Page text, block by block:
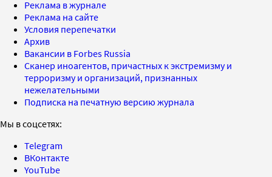
Реклама в журнале
Реклама на сайте
Условия перепечатки
Архив
Вакансии в Forbes Russia
Сканер иноагентов, причастных к экстремизму и
терроризму и организаций, признанных
нежелательными
Подписка на печатную версию журнала
Мы в соцсетях:
Telegram
ВКонтакте
YouTube